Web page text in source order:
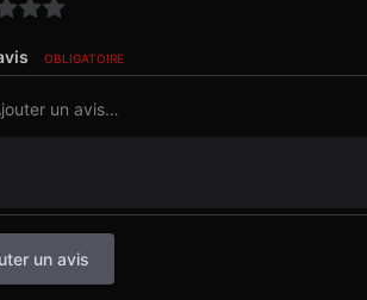
OBLIGATOIRE
un avis…
un avis